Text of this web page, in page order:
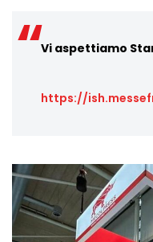
Vi aspettiamo
https://